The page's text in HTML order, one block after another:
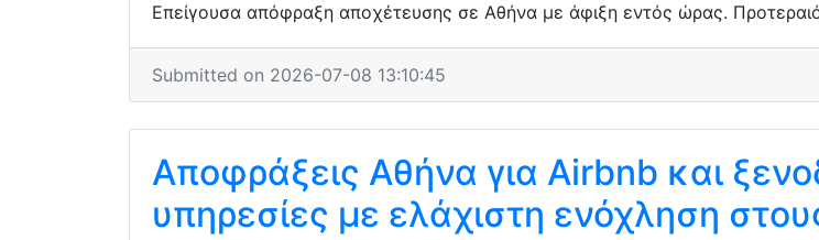
Επείγουσα απόφραξη αποχέτευσης σε Αθήνα με άφιξη εντός ώρας.
Submitted on 2026-07-08 13:10:45
Αποφράξεις Αθήνα για Airbnb και
υπηρεσίες με ελάχιστη ενόχληση